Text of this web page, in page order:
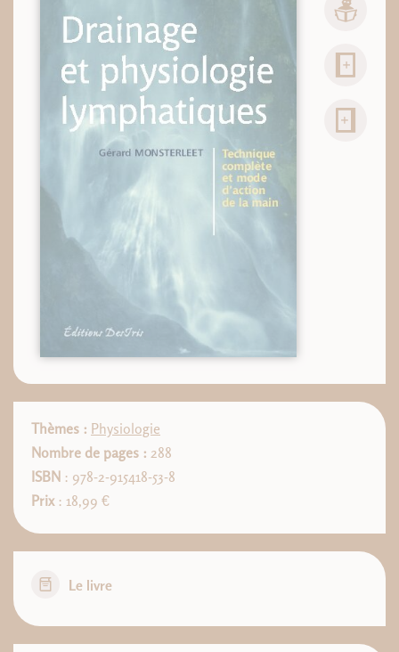
Thèmes : Physiologie
Nombre de pages : 288
ISBN : 978-2-915418-53-8
Prix: 18,99 €
Le livre